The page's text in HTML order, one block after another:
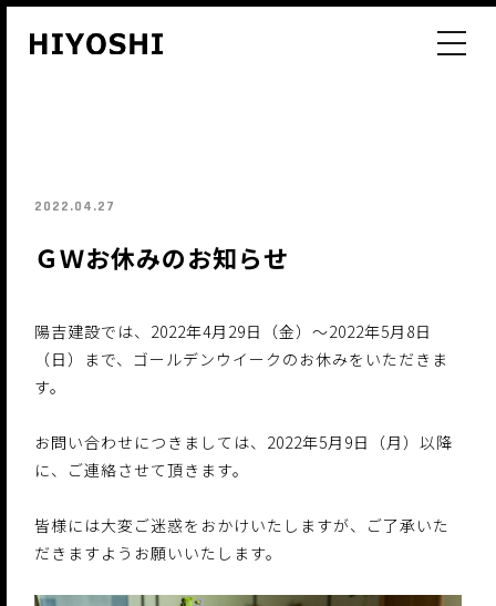
post_main
2022.04.27
ＧＷお休みのお知らせ
陽吉建設では、2022年4月29日（金）～2022年5月8日
（日）まで、ゴールデンウイークのお休みをいただきま
す。
お問い合わせにつきましては、2022年5月9日（月）以降
に、ご連絡させて頂きます。
皆様には大変ご迷惑をおかけいたしますが、ご了承いた
だきますようお願いいたします。